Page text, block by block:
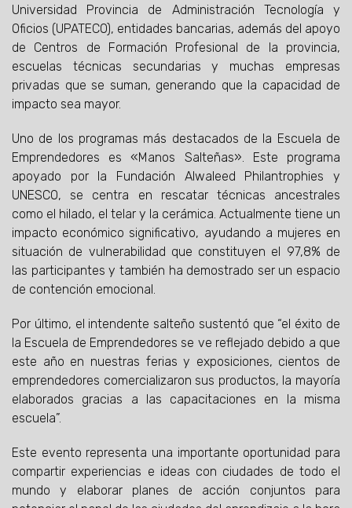
Universidad Provincia de Administración Tecnología y
Oficios (UPATECO), entidades bancarias, además del apoyo
de Centros de Formación Profesional de la provincia,
escuelas técnicas secundarias y muchas empresas
privadas que se suman, generando que la capacidad de
impacto sea mayor.
Uno de los programas más destacados de la Escuela de
Emprendedores es «Manos Salteñas». Este programa
apoyado por la Fundación Alwaleed Philantrophies y
UNESCO, se centra en rescatar técnicas ancestrales
como el hilado, el telar y la cerámica. Actualmente tiene un
impacto económico significativo, ayudando a mujeres en
situación de vulnerabilidad que constituyen el 97,8% de
las participantes y también ha demostrado ser un espacio
de contención emocional.
Por último, el intendente salteño sustentó que “el éxito de
la Escuela de Emprendedores se ve reflejado debido a que
este año en nuestras ferias y exposiciones, cientos de
emprendedores comercializaron sus productos, la mayoría
elaborados gracias a las capacitaciones en la misma
escuela”.
Este evento representa una importante oportunidad para
compartir experiencias e ideas con ciudades de todo el
mundo y elaborar planes de acción conjuntos para